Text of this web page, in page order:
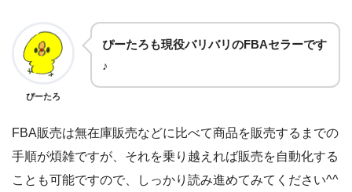
ぴーたろ
ぴーたろも現役バリバリのFBAセラーです
♪
FBA販売は無在庫販売などに比べて商品を販売するまでの
手順が煩雑ですが、それを乗り越えれば販売を自動化する
ことも可能ですので、しっかり読み進めてみてください^^